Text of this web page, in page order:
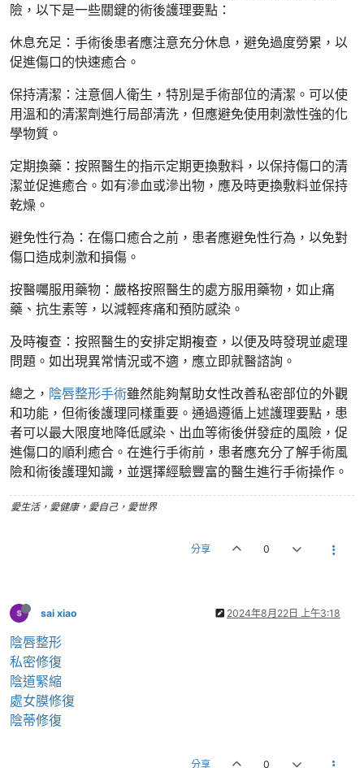
險，以下是一些關鍵的術後護理要點：
休息充足：手術後患者應注意充分休息，避免過度勞累，以
促進傷口的快速癒合。
保持清潔：注意個人衛生，特別是手術部位的清潔。可以使
用溫和的清潔劑進行局部清洗，但應避免使用刺激性強的化
學物質。
定期換藥：按照醫生的指示定期更換敷料，以保持傷口的清
潔並促進癒合。如有滲血或滲出物，應及時更換敷料並保持
乾燥。
避免性行為：在傷口癒合之前，患者應避免性行為，以免對
傷口造成刺激和損傷。
按醫囑服用藥物：嚴格按照醫生的處方服用藥物，如止痛
藥、抗生素等，以減輕疼痛和預防感染。
及時複查：按照醫生的安排定期複查，以便及時發現並處理
問題。如出現異常情況或不適，應立即就醫諮詢。
總之， 陰唇整形手術雖然能夠幫助女性改善私密部位的外觀
和功能，但術後護理同樣重要。通過遵循上述護理要點，患
者可以最大限度地降低感染、出血等術後併發症的風險，促
進傷口的順利癒合。在進行手術前，患者應充分了解手術風
險和術後護理知識，並選擇經驗豐富的醫生進行手術操作。
愛生活，愛健康，愛自己，愛世界
分享 0
sai xiao 2024年8月22日 上午3:18
陰唇整形
私密修復
陰道緊縮
處女膜修復
陰蒂修復
分享 0